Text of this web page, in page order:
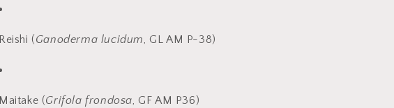
Reishi ( Ganoderma lucidum, GL AM P-38)
Maitake (Grifola frondosa, GF AM P36)